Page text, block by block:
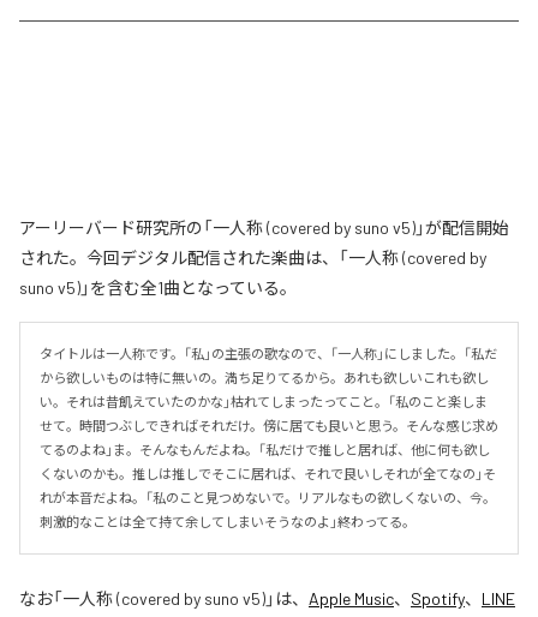
アーリーバード研究所の「一人称 (covered by suno v5)」が配信開始
された。今回デジタル配信された楽曲は、「一人称 (covered by
suno v5)」を含む全1曲となっている。
タイトルは一人称です。「私」の主張の歌なので、「一人称」にしました。「私だ
から欲しいものは特に無いの。満ち足りてるから。あれも欲しいこれも欲し
い。それは昔飢えていたのかな」枯れてしまったってこと。「私のこと楽しま
せて。時間つぶしできればそれだけ。傍に居ても良いと思う。そんな感じ求め
てるのよね」ま。そんなもんだよね。「私だけで推しと居れば、他に何も欲し
くないのかも。推しは推しでそこに居れば、それで良いしそれが全てなの」そ
れが本音だよね。「私のこと見つめないで。リアルなもの欲しくないの、今。
刺激的なことは全て持て余してしまいそうなのよ」終わってる。
なお「一人称 (covered by suno v5)」は、 Apple Music、 Spotify、 LINE